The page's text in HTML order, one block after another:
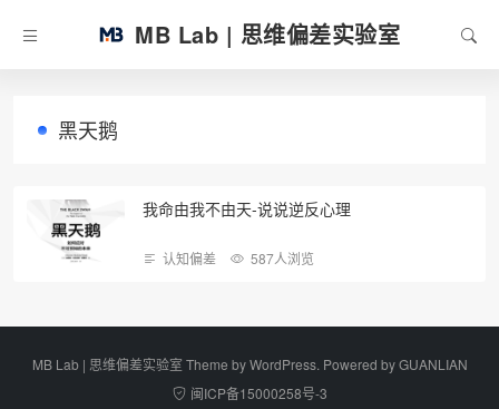
MB Lab | 思维偏差实验室
黑天鹅
我命由我不由天-说说逆反心理
认知偏差 587人浏览
MB Lab | 思维偏差实验室 Theme byWordPress. Powered byGUANLIAN
闽ICP备15000258号-3